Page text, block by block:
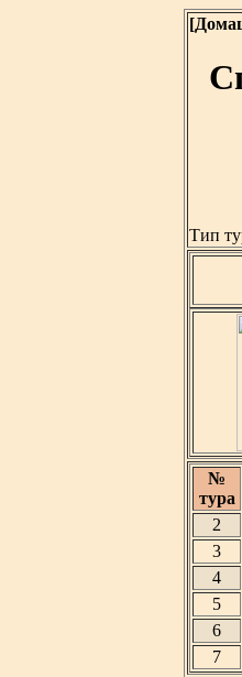
Тип
№
тура
2
3
4
5
6
7